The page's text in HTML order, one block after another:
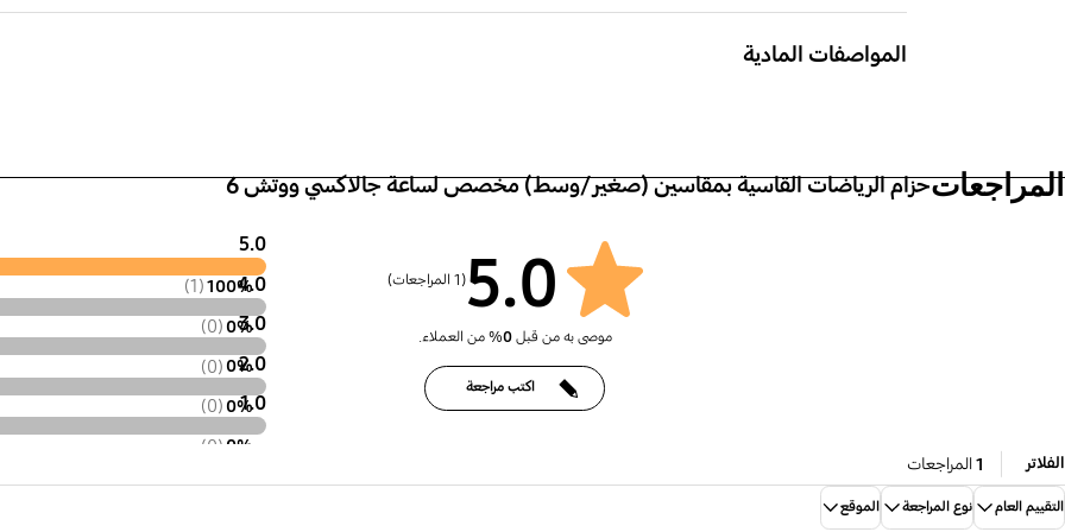
Watch6 Classic
المواصفات المادية
المراجعاتحزام الرياضات القاسية بمقاسين (صغير/وسط) مخصص لساعة جالاكسي ووتش 6
5.0(1 المراجعات)
موصى به من قبل0% من العملاء.
اكتب مراجعة
5.0
100%
(1) 4.0
0%
(0) 3.0
0%
(0) 2.0
0%
(0) 1.0
0%
(0)
الفلاتر
1المراجعات
التقييم العام نوع المراجعة الموقع